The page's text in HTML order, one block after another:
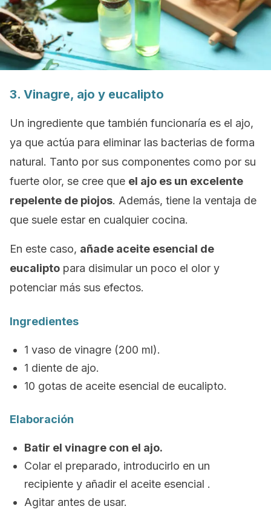
3. Vinagre, ajo y eucalipto
Un ingrediente que también funcionaría es el ajo,
ya que actúa para eliminar las bacterias de forma
natural. Tanto por sus componentes como por su
fuerte olor, se cree que el ajo es un excelente
repelente de piojos. Además, tiene la ventaja de
que suele estar en cualquier cocina.
En este caso, añade aceite esencial de
eucalipto para disimular un poco el olor y
potenciar más sus efectos.
Ingredientes
1 vaso de vinagre (200 ml).
1 diente de ajo.
10 gotas de aceite esencial de eucalipto.
Elaboración
Batir el vinagre con el ajo.
Colar el preparado, introducirlo en un
recipiente y añadir el aceite esencial .
Agitar antes de usar.